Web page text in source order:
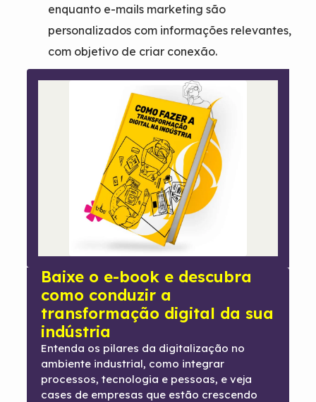
enquanto e-mails marketing são
personalizados com informações relevantes,
com objetivo de criar conexão.
Baixe o e-book e descubra
como conduzir a
transformação digital da sua
indústria
Entenda os pilares da digitalização no
ambiente industrial, como integrar
processos, tecnologia e pessoas, e veja
cases de empresas que estão crescendo